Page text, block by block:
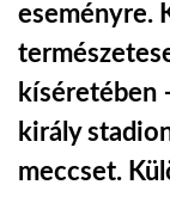
GLOBOTV BP
HÍR3D
eseményre.
kíséretében
király
meccset.